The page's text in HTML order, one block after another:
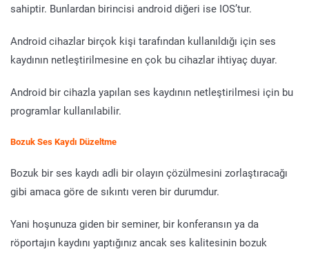
sahiptir. Bunlardan birincisi android diğeri ise IOS’tur.
Android cihazlar birçok kişi tarafından kullanıldığı için ses
kaydının netleştirilmesine en çok bu cihazlar ihtiyaç duyar.
Android bir cihazla yapılan ses kaydının netleştirilmesi için bu
programlar kullanılabilir.
Bozuk Ses Kaydı Düzeltme
Bozuk bir ses kaydı adli bir olayın çözülmesini zorlaştıracağı
gibi amaca göre de sıkıntı veren bir durumdur.
Yani hoşunuza giden bir seminer, bir konferansın ya da
röportajın kaydını yaptığınız ancak ses kalitesinin bozuk